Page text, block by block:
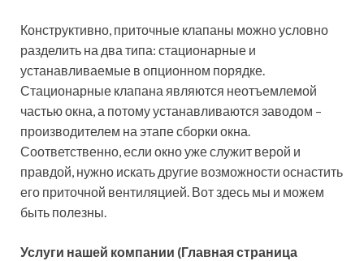
Конструктивно, приточные клапаны можно условно
разделить на два типа: стационарные и
устанавливаемые в опционном порядке.
Стационарные клапана являются неотъемлемой
частью окна, а потому устанавливаются заводом –
производителем на этапе сборки окна.
Соответственно, если окно уже служит верой и
правдой, нужно искать другие возможности оснастить
его приточной вентиляцией. Вот здесь мы и можем
быть полезны.
Услуги нашей компании (Главная страница